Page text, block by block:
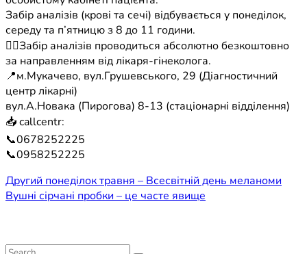
Забір аналізів (крові та сечі) відбувається у понеділок,
середу та п’ятницю з 8 до 11 години.
☝🏻Забір аналізів проводиться абсолютно безкоштовно
за направленням від лікаря-гінеколога.
📍м.Мукачево, вул.Грушевського, 29 (Діагностичний
центр лікарні)
вул.А.Новака (Пирогова) 8-13 (стаціонарні відділення)
📥 callcentr:
📞0678252225
📞0958252225
Навігація
записів
Другий понеділок травня – Всесвітній день меланоми
Вушні сірчані пробки – це часте явище